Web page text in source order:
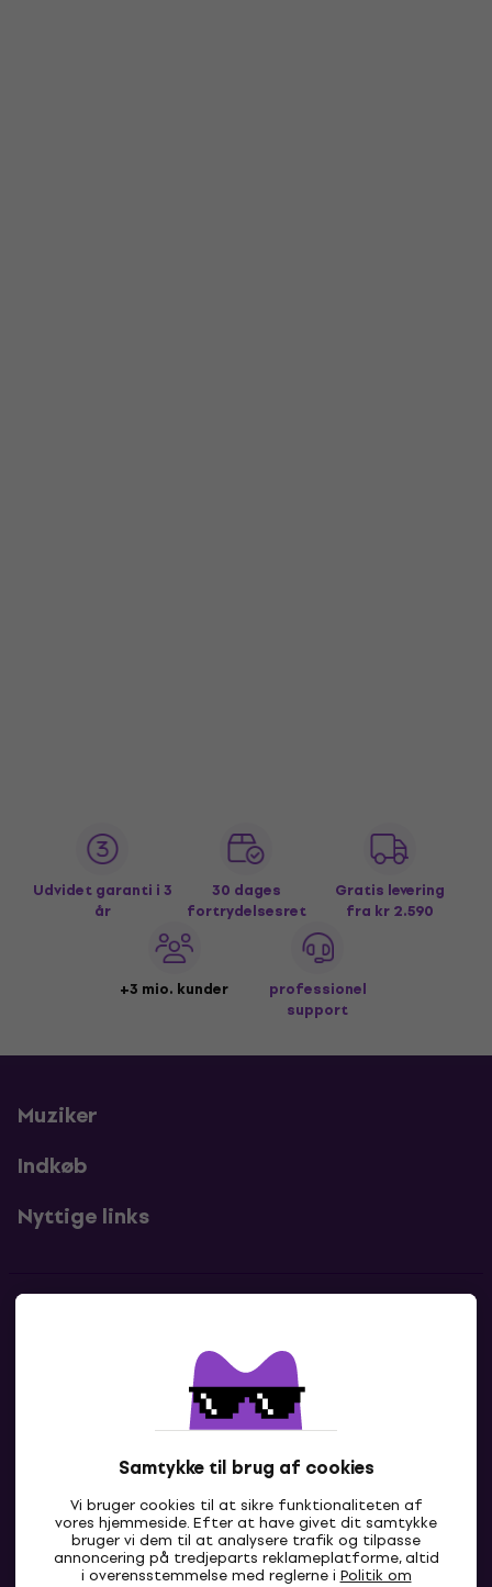
Samtykke til brug af cookies
Vi bruger cookies til at sikre funktionaliteten af
vores hjemmeside. Efter at have givet dit samtykke
bruger vi dem til at analysere trafik og tilpasse
annoncering på tredjeparts reklameplatforme, altid
i overensstemmelse med reglerne i Politik om
Udvidet garanti i 3
år
30 dages
fortrydelsesret
Gratis levering
fra kr 2.590
+3 mio. kunder
professionel
support
Muziker
Indkøb
Nyttige links
Kontakt os